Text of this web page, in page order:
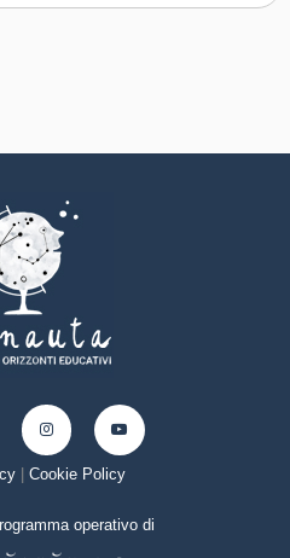
| Cookie Policy
operativo di